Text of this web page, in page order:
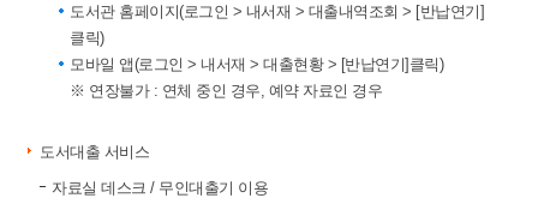
도서관 홈페이지(로그인 > 내서재 > 대출내역조회 > [반납연기]
클릭)
모바일 앱(로그인 > 내서재 > 대출현황 > [반납연기]클릭)
※ 연장불가 : 연체 중인 경우, 예약 자료인 경우
도서대출 서비스
자료실 데스크 / 무인대출기 이용